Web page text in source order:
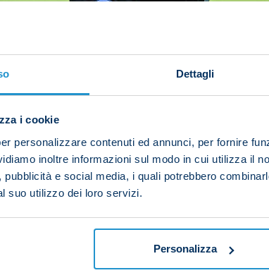
Dettagli
i cookie
personalizzare contenuti ed annunci, per fornire
inoltre informazioni sul modo in cui utilizza il
pubblicità e social media, i quali potrebbero
suo utilizzo dei loro servizi.
Personalizza
but now we have to turn the page and
the epilogue of Napoli's season.
and try to secure a European spot, but
added.
the best steps to create the conditions for
my best in the future too."